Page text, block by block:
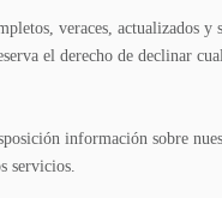
veraces, actualizados
el derecho de declinar
información sobre
servicios.